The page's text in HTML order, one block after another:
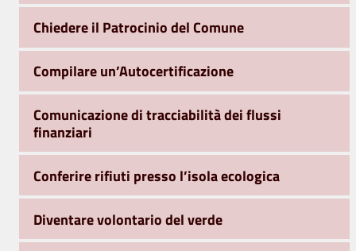
Chiedere il Patrocinio del Comune
Compilare un’Autocertificazione
Comunicazione di tracciabilità dei flussi
finanziari
Conferire rifiuti presso l’isola ecologica
Diventare volontario del verde